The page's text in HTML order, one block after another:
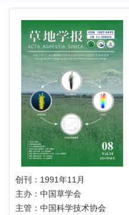
创刊：1991年11月
主办：中国草学会
主管：中国科学技术协会